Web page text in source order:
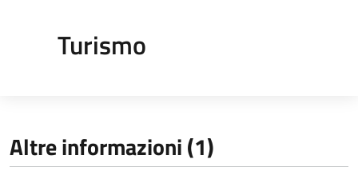
Turismo
Altre informazioni (1)